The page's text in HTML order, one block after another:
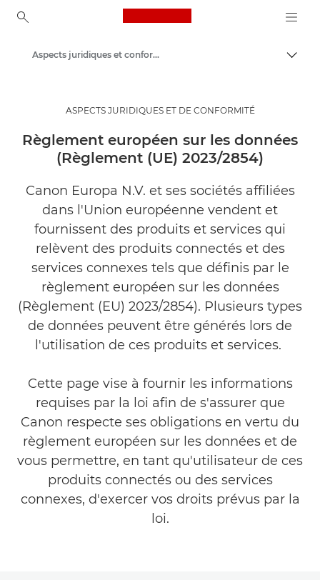
Canon Logo, back to
Qui sommes-nous
Aspects juridiques et conformité
ASPECTS JURIDIQUES ET DE CONFORMITÉ
Règlement européen sur les données
(Règlement (UE) 2023/2854)
Canon Europa N.V. et ses sociétés affiliées
dans l'Union européenne vendent et
fournissent des produits et services qui
relèvent des produits connectés et des
services connexes tels que définis par le
règlement européen sur les données
(Règlement (EU) 2023/2854). Plusieurs types
de données peuvent être générés lors de
l'utilisation de ces produits et services.
Cette page vise à fournir les informations
requises par la loi afin de s'assurer que
Canon respecte ses obligations en vertu du
règlement européen sur les données et de
vous permettre, en tant qu'utilisateur de ces
produits connectés ou des services
connexes, d'exercer vos droits prévus par la
loi.